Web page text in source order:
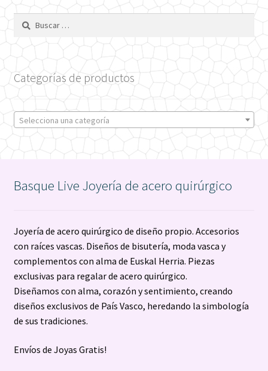
los
Buscar:
Categorías de productos
Selecciona una categoría
Basque Live Joyería de acero quirúrgico
Joyería de acero quirúrgico de diseño propio. Accesorios
con raíces vascas. Diseños de bisutería, moda vasca y
complementos con alma de Euskal Herria. Piezas
exclusivas para regalar de acero quirúrgico.
Diseñamos con alma, corazón y sentimiento, creando
diseños exclusivos de País Vasco, heredando la simbología
de sus tradiciones.
Envíos de Joyas Gratis!